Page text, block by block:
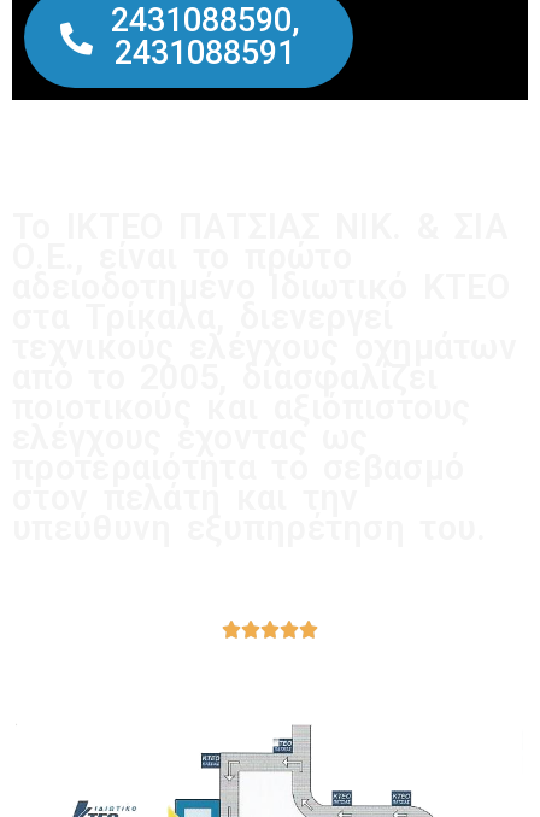
2431088590,
2431088591